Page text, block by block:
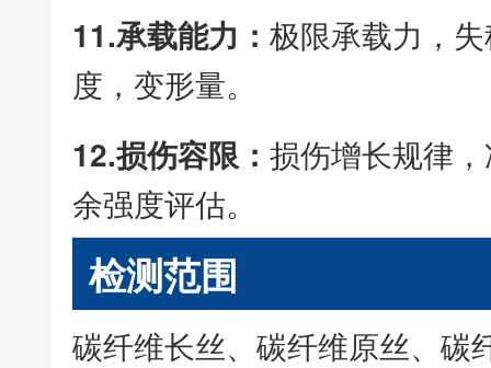
11.承载能力：极限承载力，
度，变形量。
12.损伤容限：损伤增长规律
余强度评估。
检测范围
碳纤维长丝、碳纤维原丝、碳